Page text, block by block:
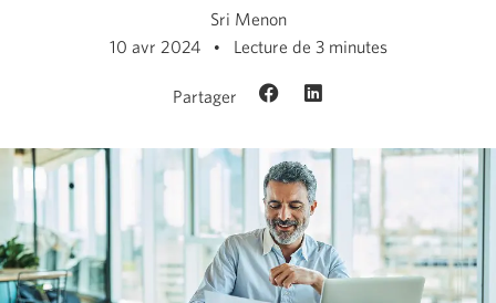
Sri Menon
10 avr 2024
Lecture de 3 minutes
Partager